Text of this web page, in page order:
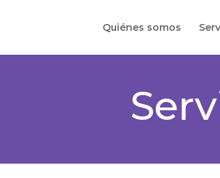
Quiénes somos